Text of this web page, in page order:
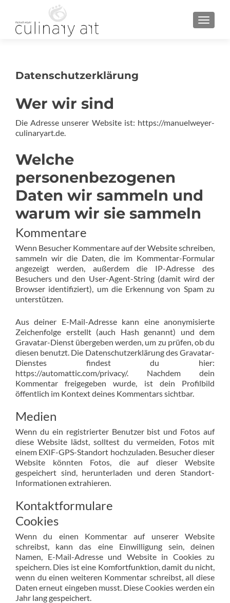
MENU
Datenschutzerklärung
Wer wir sind
Die Adresse unserer Website ist: https://manuelweyer-
culinaryart.de.
Welche
personenbezogenen
Daten wir sammeln und
warum wir sie sammeln
Kommentare
Wenn Besucher Kommentare auf der Website schreiben,
sammeln wir die Daten, die im Kommentar-Formular
angezeigt werden, außerdem die IP-Adresse des
Besuchers und den User-Agent-String (damit wird der
Browser identifiziert), um die Erkennung von Spam zu
unterstützen.
Aus deiner E-Mail-Adresse kann eine anonymisierte
Zeichenfolge erstellt (auch Hash genannt) und dem
Gravatar-Dienst übergeben werden, um zu prüfen, ob du
diesen benutzt. Die Datenschutzerklärung des Gravatar-
Dienstes findest du hier:
https://automattic.com/privacy/. Nachdem dein
Kommentar freigegeben wurde, ist dein Profilbild
öffentlich im Kontext deines Kommentars sichtbar.
Medien
Wenn du ein registrierter Benutzer bist und Fotos auf
diese Website lädst, solltest du vermeiden, Fotos mit
einem EXIF-GPS-Standort hochzuladen. Besucher dieser
Website könnten Fotos, die auf dieser Website
gespeichert sind, herunterladen und deren Standort-
Informationen extrahieren.
Kontaktformulare
Cookies
Wenn du einen Kommentar auf unserer Website
schreibst, kann das eine Einwilligung sein, deinen
Namen, E-Mail-Adresse und Website in Cookies zu
speichern. Dies ist eine Komfortfunktion, damit du nicht,
wenn du einen weiteren Kommentar schreibst, all diese
Daten erneut eingeben musst. Diese Cookies werden ein
Jahr lang gespeichert.